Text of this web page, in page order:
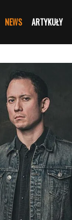
NEWS ARTYKUŁY